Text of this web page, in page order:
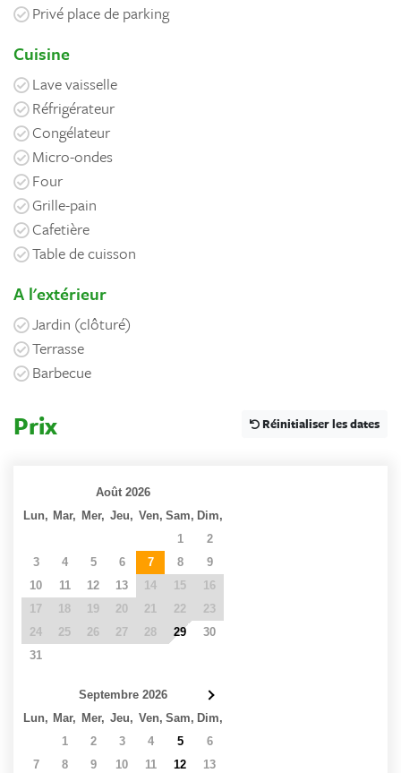
Privé place de parking
Cuisine
Lave vaisselle
Réfrigérateur
Congélateur
Micro-ondes
Four
Grille-pain
Cafetière
Table de cuisson
A l'extérieur
Jardin (clôturé)
Terrasse
Barbecue
Prix Réinitialiser les dates
Août 2026
Lun, Mar, Mer, Jeu, Ven, Sam, Dim,
1
2
3
4 5 6 7 8
9
10
11 12 13 14 15
16
17
18 19 20 21 22
23
24
25 26 27 28 29
30
31
Septembre 2026
Lun, Mar, Mer, Jeu, Ven, Sam, Dim,
1 2 3 4 5
6
7
8 9 10 11 12
13